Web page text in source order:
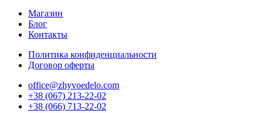
Магазин
Блог
Контакты
Политика конфиденциальности
Договор оферты
office@zhyvoedelo.com
+38 (067) 213-22-02
+38 (066) 713-22-02